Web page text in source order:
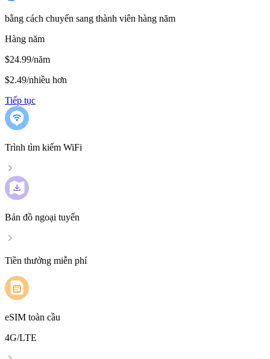
bằng cách chuyển sang thành viên hàng năm
Hàng năm
$24.99/năm
$2.49/nhiều hơn
Tiếp tục
Trình tìm kiếm WiFi
Bản đồ ngoại tuyến
Tiền thưởng miễn phí
eSIM toàn cầu
4G/LTE